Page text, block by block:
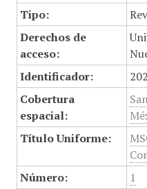
Tipo:
Derechos de
acceso:
Identificador:
Cobertura
espacial:
Título Uniforme:
Número:
1